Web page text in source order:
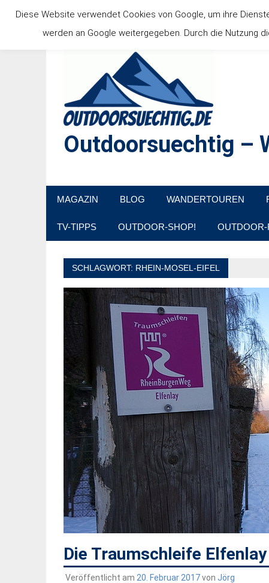
Inhalt
springen
Outdoorsuechtig –
MAGAZIN BLOG WANDERTOUREN
TV-TIPPS OUTDOOR-SHOP! OUTDOOR-
SCHLAGWORT: RHEIN-MOSEL-EIFEL
Die Traumschleife
Veröffentlicht am 20. Februar 2017von Jörg
Diese Website verwendet Cookies von Google, um ihre
werden an Google weitergegeben. Durch die Nutzung